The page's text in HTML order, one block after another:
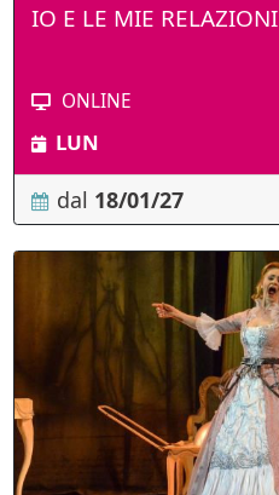
IO E LE MIE RELAZIONI
ONLINE
LUN
dal 18/01/27